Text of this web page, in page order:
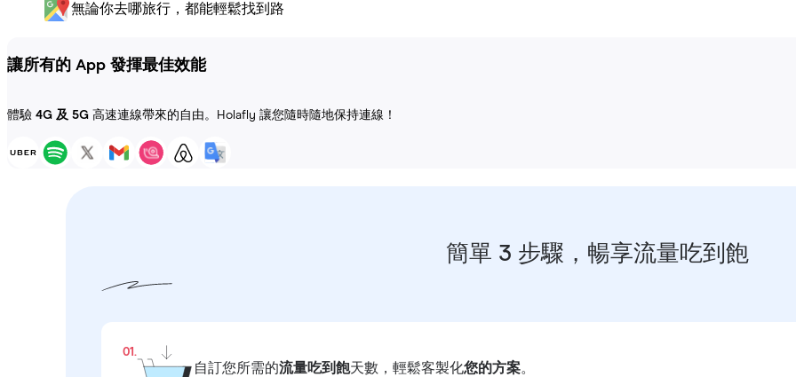
無論你去哪旅行，都能輕鬆找到路
讓所有的 App 發揮最佳效能
體驗 4G 及 5G 高速連線帶來的自由。Holafly 讓您隨時隨地保持連線！
簡單 3 步驟，暢享流量吃到飽
01.
自訂您所需的流量吃到飽天數，輕鬆客製化您的方案。